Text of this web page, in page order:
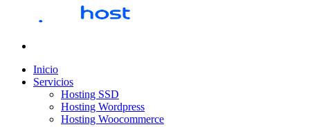
Inicio
Servicios
Hosting SSD
Hosting Wordpress
Hosting Woocommerce